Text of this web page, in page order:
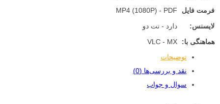
فرمت فایل
MP4 (1080P) - PDF
لایسنس:
دارد - نت دو
هماهنگی با:
VLC - MX
توضیحات
نقد و بررسی‌ها (0)
سوال و جواب